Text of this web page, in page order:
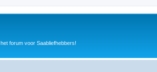
het forum voor Saabliefhebbers!